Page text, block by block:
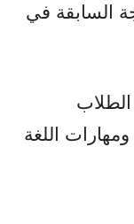
السابقة في
اللغة